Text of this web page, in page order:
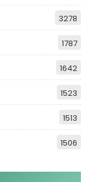
3278
1787
1642
1523
1513
1506